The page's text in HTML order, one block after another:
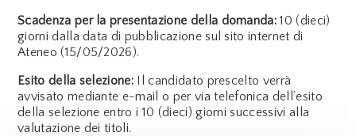
Scadenza per la presentazione della domanda: 10 (dieci)
giorni dalla data di pubblicazione sul sito internet di
Ateneo (15/05/2026).
Esito della selezione: Il candidato prescelto verrà
avvisato mediante e-mail o per via telefonica dell’esito
della selezione entro i 10 (dieci) giorni successivi alla
valutazione dei titoli.